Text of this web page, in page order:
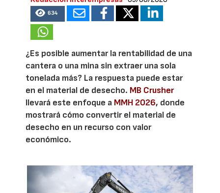
634
¿Es posible aumentar la rentabilidad de una
cantera o una mina sin extraer una sola
tonelada más? La respuesta puede estar
en el material de desecho. MB Crusher
llevará este enfoque a MMH 2026, donde
mostrará cómo convertir el material de
desecho en un recurso con valor
económico.